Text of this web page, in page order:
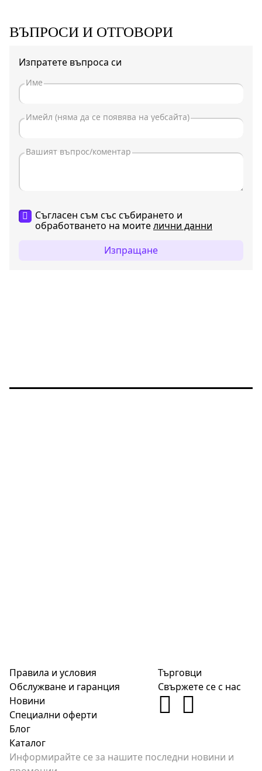
ВЪПРОСИ И ОТГОВОРИ
Изпратете въпроса си
Съгласен съм със събирането и
обработването на моителични данни
Изпращане
Правила и условия
Обслужване и гаранция
Новини
Специални оферти
Блог
Каталог
Търговци
Свържете се с нас
Информирайте се за нашите последни новини и